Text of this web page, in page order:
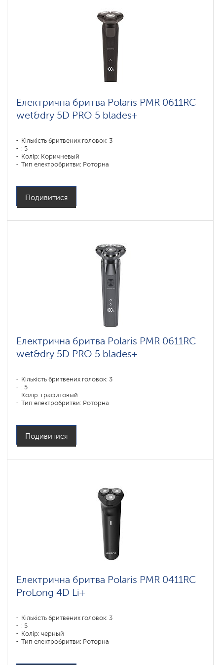
Електрична бритва Polaris PMR 0611RC
wet&dry 5D PRO 5 blades+
Кількість бритвених головок: 3
: 5
Колір: Коричневый
Тип електробритви: Роторна
Час зарядки акумулятора: 1,5
Подивитися
Електрична бритва Polaris PMR 0611RC
wet&dry 5D PRO 5 blades+
Кількість бритвених головок: 3
: 5
Колір: графитовый
Тип електробритви: Роторна
Час зарядки акумулятора: 1,5
Подивитися
Електрична бритва Polaris PMR 0411RC
ProLong 4D Li+
Кількість бритвених головок: 3
: 5
Колір: черный
Тип електробритви: Роторна